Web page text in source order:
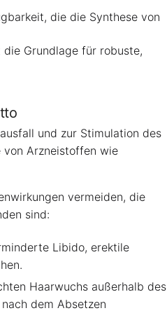
die die Synthese von
Grundlage für robuste,
und zur Stimulation des
von Arzneistoffen wie
vermeiden, die
sind:
Libido, erektile
Haarwuchs außerhalb des
dem Absetzen